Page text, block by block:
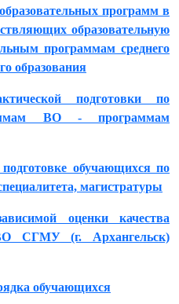
программ в
образовательную
программам среднего
образования
подготовки по
ВО - программам
обучающихся по
магистратуры
оценки качества
СГМУ (г. Архангельск)
обучающихся